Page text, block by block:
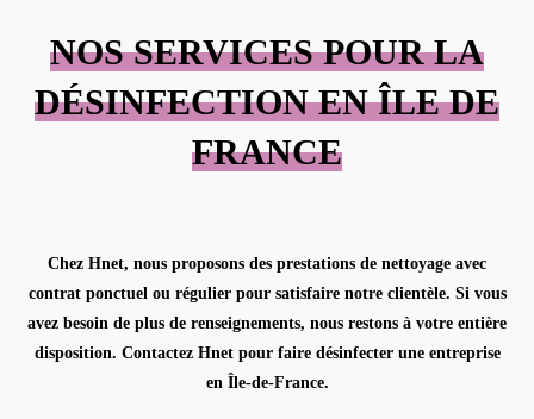
NOS SERVICES POUR LA
DÉSINFECTION EN ÎLE DE
FRANCE
Chez Hnet, nous proposons des prestations de nettoyage avec
contrat ponctuel ou régulier pour satisfaire notre clientèle. Si vous
avez besoin de plus de renseignements, nous restons à votre entière
disposition. Contactez Hnet pour faire désinfecter une entreprise
en Île-de-France.